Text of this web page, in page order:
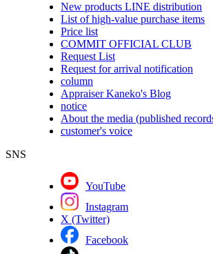
New products LINE distribution
List of high-value purchase items
Price list
COMMIT OFFICIAL CLUB
Request List
Request for arrival notification
column
Appraiser Kaneko's Blog
notice
About the media (published
customer's voice
SNS
YouTube
Instagram
X (Twitter)
Facebook